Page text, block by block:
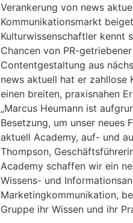
Verankerung von news
Kommunikationsmarkt
Kulturwissenschaftler kennt
Chancen von PR-
Contentgestaltung aus
news aktuell hat er zahllose
einen breiten, praxisnahen
„Marcus Heumann ist
Besetzung, um unser neues
aktuell Academy, auf- und
Thompson,
Academy schaffen wir ein
Wissens- und
Marketingkommunikation,
Gruppe ihr Wissen und ihr